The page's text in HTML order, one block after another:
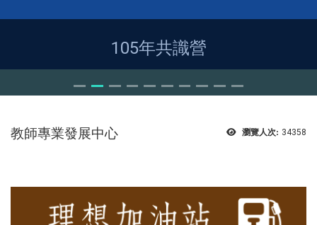
105年共識營
瀏覽人次: 34358
教師專業發展中心